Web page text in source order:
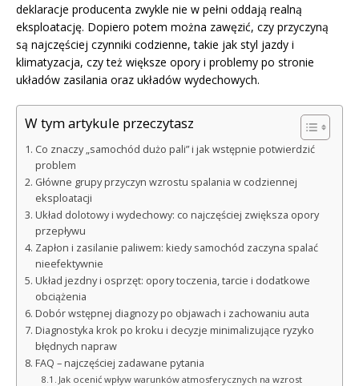
deklaracje producenta zwykle nie w pełni oddają realną
eksploatację. Dopiero potem można zawęzić, czy przyczyną
są najczęściej czynniki codzienne, takie jak styl jazdy i
klimatyzacja, czy też większe opory i problemy po stronie
układów zasilania oraz układów wydechowych.
W tym artykule przeczytasz
Co znaczy „samochód dużo pali” i jak wstępnie potwierdzić
problem
Główne grupy przyczyn wzrostu spalania w codziennej
eksploatacji
Układ dolotowy i wydechowy: co najczęściej zwiększa opory
przepływu
Zapłon i zasilanie paliwem: kiedy samochód zaczyna spalać
nieefektywnie
Układ jezdny i osprzęt: opory toczenia, tarcie i dodatkowe
obciążenia
Dobór wstępnej diagnozy po objawach i zachowaniu auta
Diagnostyka krok po kroku i decyzje minimalizujące ryzyko
błędnych napraw
FAQ – najczęściej zadawane pytania
Jak ocenić wpływ warunków atmosferycznych na wzrost